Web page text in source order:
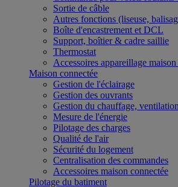
Sortie de câble
Autres fonctions (liseuse,
Boîte d'encastrement et DCL
Support, boîtier & cadre saillie
Thermostat
Accessoires appareillage
Maison connectée
Gestion de l'éclairage
Gestion des ouvrants
Gestion du chauffage,
Mesure de l'énergie
Pilotage des charges
Qualité de l'air
Sécurité du logement
Centralisation des commandes
Accessoires maison connectée
Pilotage du batiment